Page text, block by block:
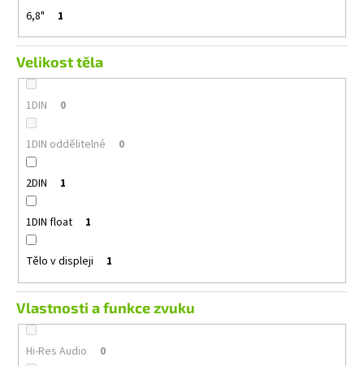
6,8" 1
Velikost těla
1DIN 0
1DIN oddělitelné 0
2DIN 1
1DIN float 1
Tělo v displeji 1
Vlastnosti a funkce zvuku
Hi-Res Audio 0